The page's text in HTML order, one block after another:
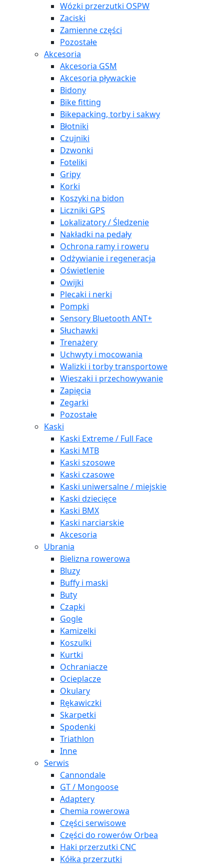
Wózki przerzutki OSPW
Zaciski
Zamienne części
Pozostałe
Akcesoria
Akcesoria GSM
Akcesoria pływackie
Bidony
Bike fitting
Bikepacking, torby i sakwy
Błotniki
Czujniki
Dzwonki
Foteliki
Gripy
Korki
Koszyki na bidon
Liczniki GPS
Lokalizatory / Śledzenie
Nakładki na pedały
Ochrona ramy i roweru
Odżywianie i regeneracja
Oświetlenie
Owijki
Plecaki i nerki
Pompki
Sensory Bluetooth ANT+
Słuchawki
Trenażery
Uchwyty i mocowania
Walizki i torby transportowe
Wieszaki i przechowywanie
Zapięcia
Zegarki
Pozostałe
Kaski
Kaski Extreme / Full Face
Kaski MTB
Kaski szosowe
Kaski czasowe
Kaski uniwersalne / miejskie
Kaski dziecięce
Kaski BMX
Kaski narciarskie
Akcesoria
Ubrania
Bielizna rowerowa
Bluzy
Buffy i maski
Buty
Czapki
Gogle
Kamizelki
Koszulki
Kurtki
Ochraniacze
Ocieplacze
Okulary
Rękawiczki
Skarpetki
Spodenki
Triathlon
Inne
Serwis
Cannondale
GT / Mongoose
Adaptery
Chemia rowerowa
Części serwisowe
Części do rowerów Orbea
Haki przerzutki CNC
Kółka przerzutki